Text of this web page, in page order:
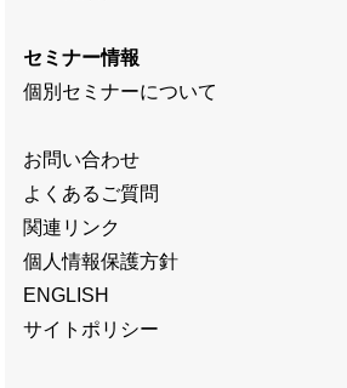
セミナー情報
個別セミナーについて
お問い合わせ
よくあるご質問
関連リンク
個人情報保護方針
ENGLISH
サイトポリシー